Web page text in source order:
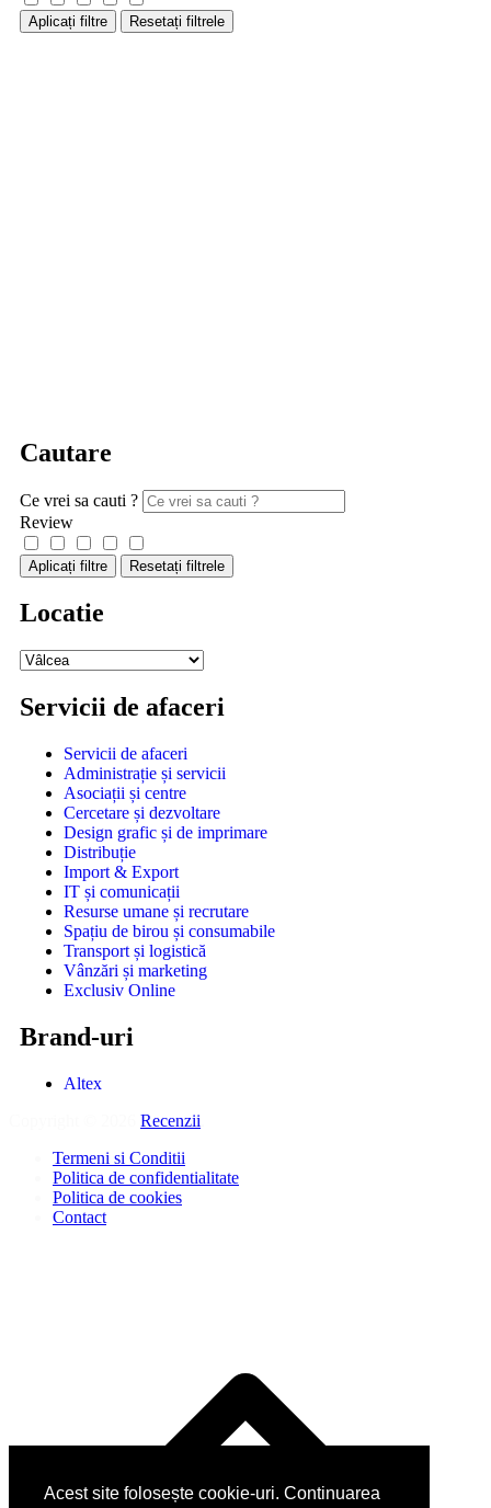
Acest site folosește cookie-uri. Continuarea
Aplicați filtre Resetați filtrele
Cautare
Ce vrei sa cauti ?
Review
Aplicați filtre Resetați filtrele
Locatie
Servicii de afaceri
Servicii de afaceri
Administrație și servicii
Asociații și centre
Cercetare și dezvoltare
Design grafic și de imprimare
Distribuție
Import & Export
IT și comunicații
Resurse umane și recrutare
Spațiu de birou și consumabile
Transport și logistică
Vânzări și marketing
Exclusiv Online
Brand-uri
Altex
Recenzii
Termeni si Conditii
Politica de confidentialitate
Politica de cookies
Contact